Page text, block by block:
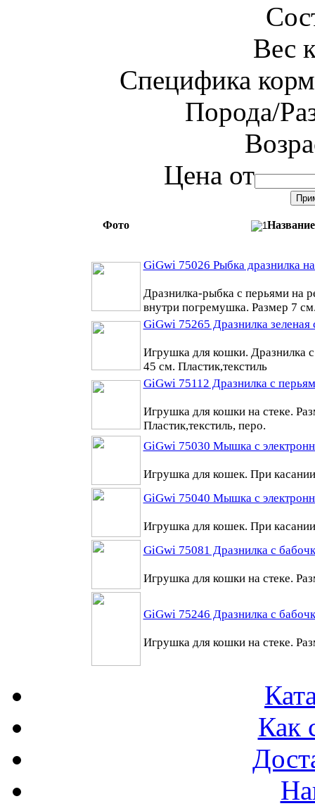
Вес
Специфика
Порода/
Цена от
Фото Название
GiGwi 75026 Рыбка дразнилка
Дразнилка-рыбка с перьями на
внутри погремушка. Размер 7
GiGwi 75265 Дразнилка зеленая
Игрушка для кошки. Дразнилка
45 см. Пластик,текстиль
GiGwi 75112 Дразнилка с
Игрушка для кошки на стеке.
Пластик,текстиль, перо.
GiGwi 75030 Мышка с
Игрушка для кошек. При касании
GiGwi 75040 Мышка с
Игрушка для кошек. При касании
GiGwi 75081 Дразнилка с
Игрушка для кошки на стеке.
GiGwi 75246 Дразнилка с
Игрушка для кошки на стеке.
Как